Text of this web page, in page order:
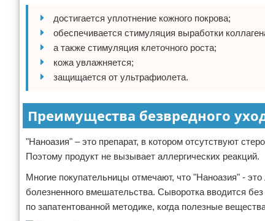
достигается уплотнение кожного покрова;
обеспечивается стимуляция выработки
а также стимуляция клеточного роста;
кожа увлажняется;
защищается от ультрафиолета.
Преимущества безвредного
"Наноазия" – это препарат, в котором отсутствуют
Поэтому продукт не вызывает аллергических реакций.
Многие покупательницы отмечают, что "Наноазия" -
болезненного вмешательства. Сыворотка вводится
по запатентованной методике, когда полезные